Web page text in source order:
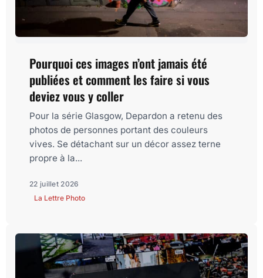
Pourquoi ces images n’ont jamais été
publiées et comment les faire si vous
deviez vous y coller
Pour la série Glasgow, Depardon a retenu des
photos de personnes portant des couleurs
vives. Se détachant sur un décor assez terne
propre à la...
22 juillet 2026
La Lettre Photo